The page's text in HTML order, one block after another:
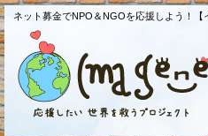
ネット募金でNPO＆NGOを応援しよう！